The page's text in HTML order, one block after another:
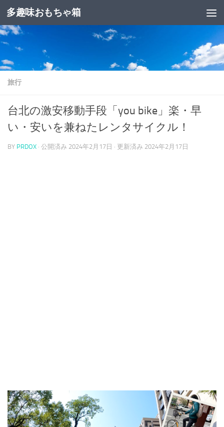
コンテンツへスキップ
多趣味おもちゃ箱
旅行
台北の激安移動手段「you bike」楽・早
い・安いを兼ねたレンタサイクル！
BY PRDOX · 公開済み 2024年2月17日 · 更新済み 2024年2月17日